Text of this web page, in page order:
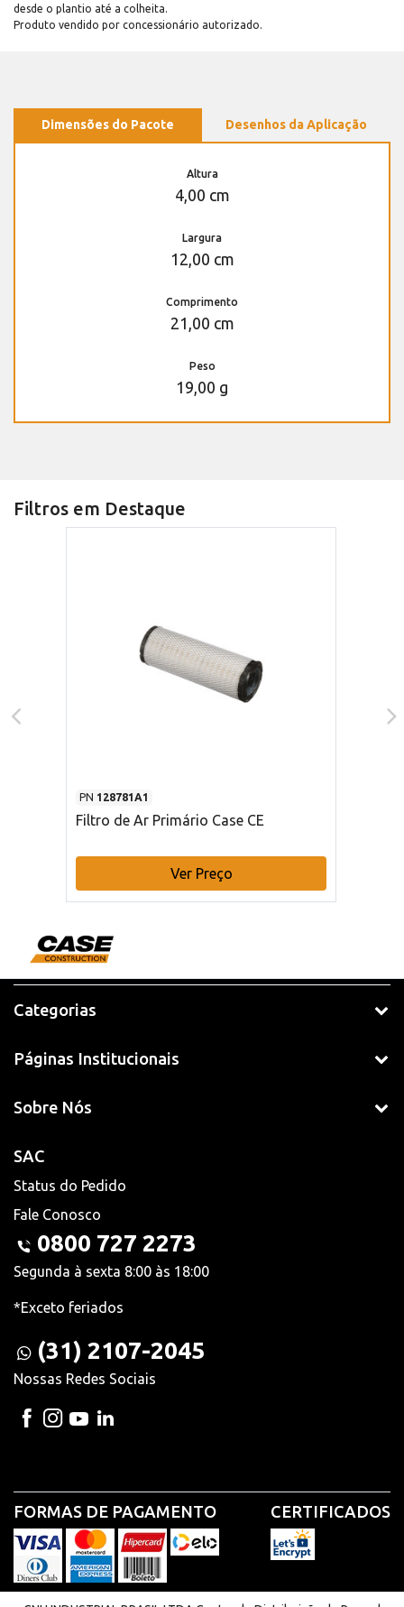
desde o plantio até a colheita.
Produto vendido por concessionário autorizado.
Dimensões do Pacote Desenhos da Aplicação
Altura
4,00 cm
Largura
12,00 cm
Comprimento
21,00 cm
Peso
19,00 g
Filtros em Destaque
PN 128781A1
Filtro de Ar Primário Case CE
Ver Preço
Categorias
Páginas Institucionais
Sobre Nós
SAC
Status do Pedido
Fale Conosco
0800 727 2273
Segunda à sexta 8:00 às 18:00
*Exceto feriados
(31) 2107-2045
Nossas Redes Sociais
FORMAS DE PAGAMENTO CERTIFICADOS